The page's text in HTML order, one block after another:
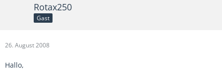
Rotax250
Gast
26. August 2008
Hallo,